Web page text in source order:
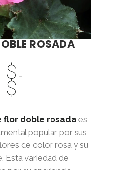
ROSADA
$ -
$
precios:
desde
450,00 $
hasta
850,00 $
flor doble rosada es
popular por sus
de color rosa y su
Esta variedad de